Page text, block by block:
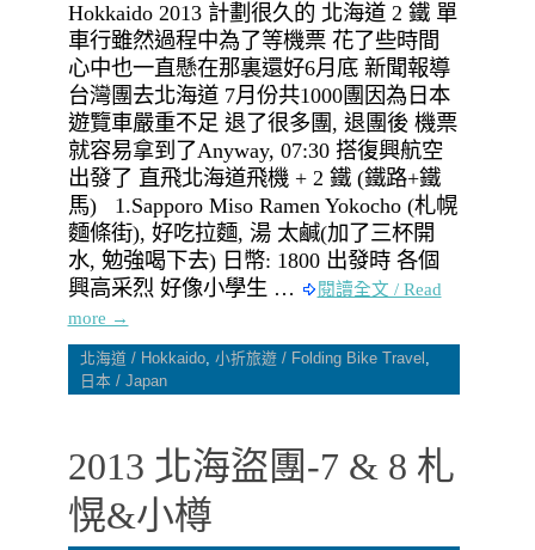
Hokkaido 2013 計劃很久的 北海道 2 鐵 單
車行雖然過程中為了等機票 花了些時間
心中也一直懸在那裏還好6月底 新聞報導
台灣團去北海道 7月份共1000團因為日本
遊覽車嚴重不足 退了很多團, 退團後 機票
就容易拿到了Anyway, 07:30 搭復興航空
出發了 直飛北海道飛機 + 2 鐵 (鐵路+鐵
馬) 1.Sapporo Miso Ramen Yokocho (札幌
麵條街), 好吃拉麵, 湯 太鹹(加了三杯開
水, 勉強喝下去) 日幣: 1800 出發時 各個
興高采烈 好像小學生 …
閱讀全文 / Read
more →
北海道 / Hokkaido, 小折旅遊 / Folding Bike Travel ,
日本 / Japan
2013 北海盜團-7 & 8 札
愰&小樽